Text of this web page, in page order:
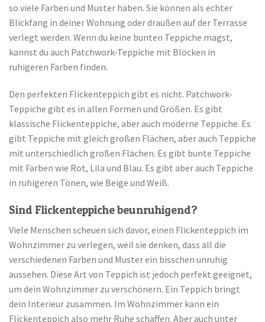
so viele Farben und Muster haben. Sie können als echter
Blickfang in deiner Wohnung oder draußen auf der Terrasse
verlegt werden. Wenn du keine bunten Teppiche magst,
kannst du auch Patchwork-Teppiche mit Blöcken in
ruhigeren Farben finden.
Den perfekten Flickenteppich gibt es nicht. Patchwork-
Teppiche gibt es in allen Formen und Größen. Es gibt
klassische Flickenteppiche, aber auch moderne Teppiche. Es
gibt Teppiche mit gleich großen Flächen, aber auch Teppiche
mit unterschiedlich großen Flächen. Es gibt bunte Teppiche
mit Farben wie Rot, Lila und Blau. Es gibt aber auch Teppiche
in ruhigeren Tönen, wie Beige und Weiß.
Sind Flickenteppiche beunruhigend?
Viele Menschen scheuen sich davor, einen Flickenteppich im
Wohnzimmer zu verlegen, weil sie denken, dass all die
verschiedenen Farben und Muster ein bisschen unruhig
aussehen. Diese Art von Teppich ist jedoch perfekt geeignet,
um dein Wohnzimmer zu verschönern. Ein Teppich bringt
dein Interieur zusammen. Im Wohnzimmer kann ein
Flickenteppich also mehr Ruhe schaffen. Aber auch unter